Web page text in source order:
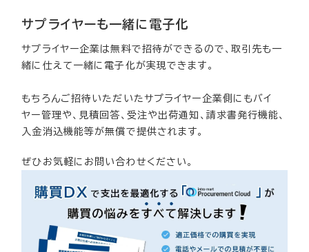
サプライヤーも一緒に電子化
サプライヤー企業は無料で招待ができるので、取引先も一
緒に仕えて一緒に電子化が実現できます。
もちろんご招待いただいたサプライヤー企業側にもバイ
ヤー管理や、見積回答、受注や出荷通知、請求書発行機能、
入金消込機能等が無償で提供されます。
ぜひお気軽にお問い合わせください。